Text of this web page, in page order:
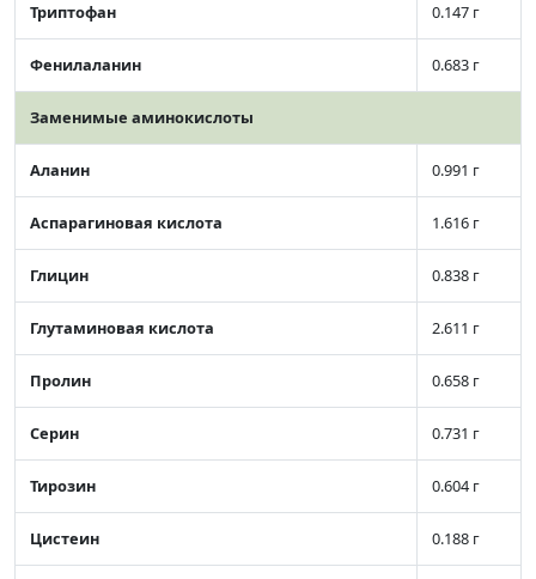
Триптофан 0.147 г
Фенилаланин 0.683 г
Заменимые аминокислоты
Аланин 0.991 г
Аспарагиновая кислота 1.616 г
Глицин 0.838 г
Глутаминовая кислота 2.611 г
Пролин 0.658 г
Серин 0.731 г
Тирозин 0.604 г
Цистеин 0.188 г